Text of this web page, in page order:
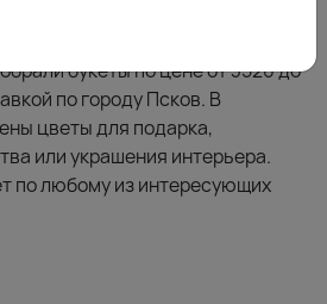
букеты по цене от 3520 до
по городу Псков. В
цветы для подарка,
или украшения интерьера.
по любому из интересующих